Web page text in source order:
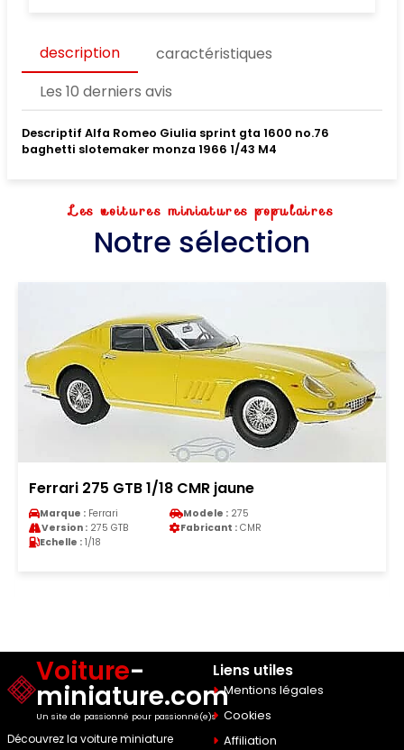
description
caractéristiques
Les 10 derniers avis
Descriptif Alfa Romeo Giulia sprint gta 1600 no.76
baghetti slotemaker monza 1966 1/43 M4
Les voitures miniatures populaires
Notre sélection
Ferrari 275 GTB 1/18 CMR jaune
Marque : Ferrari Modele : 275
Version : 275 GTB Fabricant : CMR
Echelle : 1/18
Voiture-
miniature.com
Un site de passionné pour passionné(e)s
Découvrez la voiture miniature
Liens utiles
Mentions légales
Cookies
Affiliation